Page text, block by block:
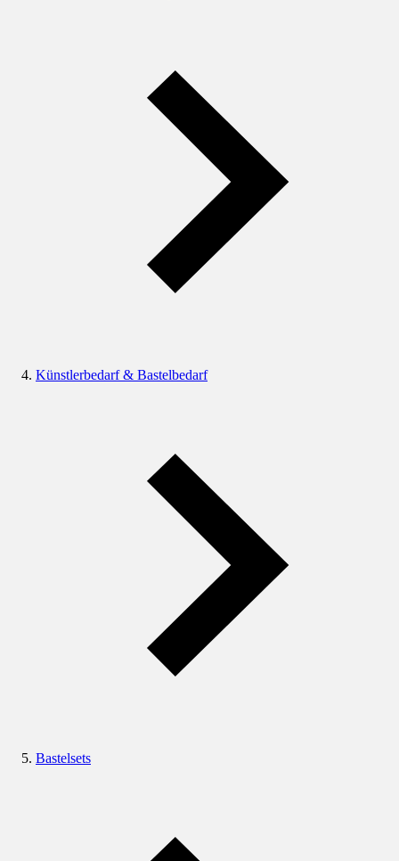
Künstlerbedarf & Bastelbedarf
Bastelsets